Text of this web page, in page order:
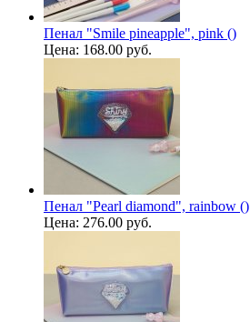
Пенал "Smile pineapple", pink ()
Цена: 168.00 руб.
Пенал "Pearl diamond", rainbow ()
Цена: 276.00 руб.